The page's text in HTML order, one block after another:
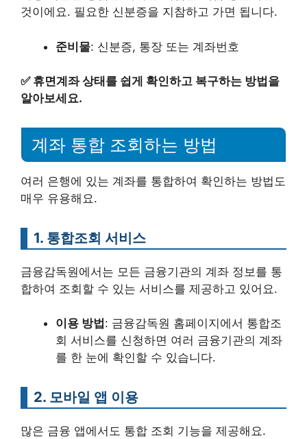
것이에요. 필요한 신분증을 지참하고 가면 됩니다.
준비물: 신분증, 통장 또는 계좌번호
✅ 휴면계좌 상태를 쉽게 확인하고 복구하는 방법을
알아보세요.
계좌 통합 조회하는 방법
여러 은행에 있는 계좌를 통합하여 확인하는 방법도
매우 유용해요.
1. 통합조회 서비스
금융감독원에서는 모든 금융기관의 계좌 정보를 통
합하여 조회할 수 있는 서비스를 제공하고 있어요.
이용 방법 : 금융감독원 홈페이지에서 통합조
회 서비스를 신청하면 여러 금융기관의 계좌
를 한 눈에 확인할 수 있습니다.
2. 모바일 앱 이용
많은 금융 앱에서도 통합 조회 기능을 제공해요.